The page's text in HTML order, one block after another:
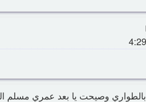
وصيحت يا بعد عمري مسلم